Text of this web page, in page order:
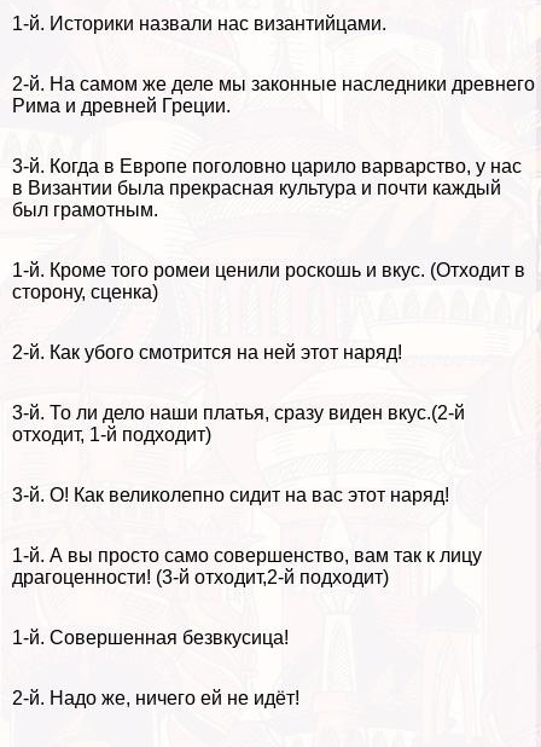
1-й. Историки назвали нас византийцами.
2-й. На самом же деле мы законные наследники древнего
Рима и древней Греции.
3-й. Когда в Европе поголовно царило варварство, у нас
в Византии была прекрасная культура и почти каждый
был грамотным.
1-й. Кроме того ромеи ценили роскошь и вкус. (Отходит в
сторону, сценка)
2-й. Как убого смотрится на ней этот наряд!
3-й. То ли дело наши платья, сразу виден вкус.(2-й
отходит, 1-й подходит)
3-й. О! Как великолепно сидит на вас этот наряд!
1-й. А вы просто само совершенство, вам так к лицу
драгоценности! (3-й отходит,2-й подходит)
1-й. Совершенная безвкусица!
2-й. Надо же, ничего ей не идёт!